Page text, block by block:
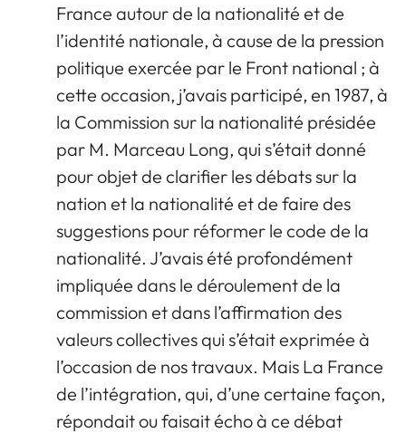
France autour de la nationalité et de
l’identité nationale, à cause de la pression
politique exercée par le Front national ; à
cette occasion, j’avais participé, en 1987, à
la Commission sur la nationalité présidée
par M. Marceau Long, qui s’était donné
pour objet de clarifier les débats sur la
nation et la nationalité et de faire des
suggestions pour réformer le code de la
nationalité. J’avais été profondément
impliquée dans le déroulement de la
commission et dans l’affirmation des
valeurs collectives qui s’était exprimée à
l’occasion de nos travaux. Mais La France
de l’intégration, qui, d’une certaine façon,
répondait ou faisait écho à ce débat